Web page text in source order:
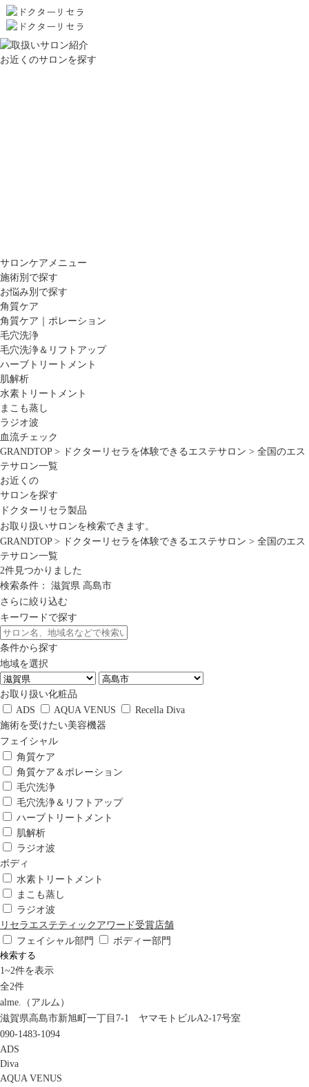
お近くのサロンを探す
サロンケアメニュー
施術別で探す
お悩み別で探す
角質ケア
角質ケア｜ポレーション
毛穴洗浄
毛穴洗浄＆リフトアップ
ハーブトリートメント
肌解析
水素トリートメント
まこも蒸し
ラジオ波
血流チェック
GRANDTOP> ドクターリセラを体験できるエステサロン > 全国のエス
テサロン一覧
お近くの
サロンを探す
ドクターリセラ製品
お取り扱いサロンを検索できます。
GRANDTOP> ドクターリセラを体験できるエステサロン > 全国のエス
テサロン一覧
2件見つかりました
検索条件：
滋賀県 高島市
さらに絞り込む
キーワードで探す
条件から探す
地域を選択
お取り扱い化粧品
ADS
AQUA VENUS
Recella Diva
施術を受けたい美容機器
フェイシャル
角質ケア
角質ケア＆ポレーション
毛穴洗浄
毛穴洗浄＆リフトアップ
ハーブトリートメント
肌解析
ラジオ波
ボディ
水素トリートメント
まこも蒸し
ラジオ波
リセラエステティックアワード受賞店舗
フェイシャル部門
ボディー部門
検索する
1~2件を表示
全2件
alme.（アルム）
滋賀県高島市新旭町一丁目7-1 ヤマモトビルA2-17号室
090-1483-1094
ADS
Diva
AQUA VENUS